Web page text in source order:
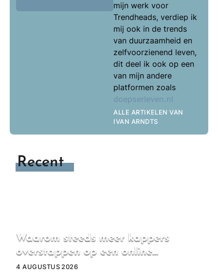
mijn werk voor
Trendheads, verdiep ik
mij ook in de trends
van duurzaamheid en
zelfvoorzienend leven,
dit deel ik ook op een
van mijn andere
platformen zoals
doepserleven.nl
ALLE ARTIKELEN VAN
IVAN ARNDTS
Recent
Waarom steeds meer kappers
overstappen op een online
boekingssysteem
4 AUGUSTUS 2026